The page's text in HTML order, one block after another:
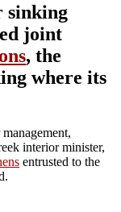
sinking
joint
, the
where its
interior minister,
entrusted to the